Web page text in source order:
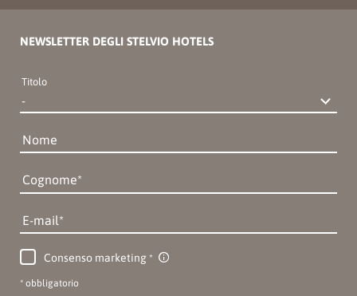
NEWSLETTER DEGLI STELVIO HOTELS
Titolo
Nome
Cognome
E-mail
Consenso marketing
* obbligatorio